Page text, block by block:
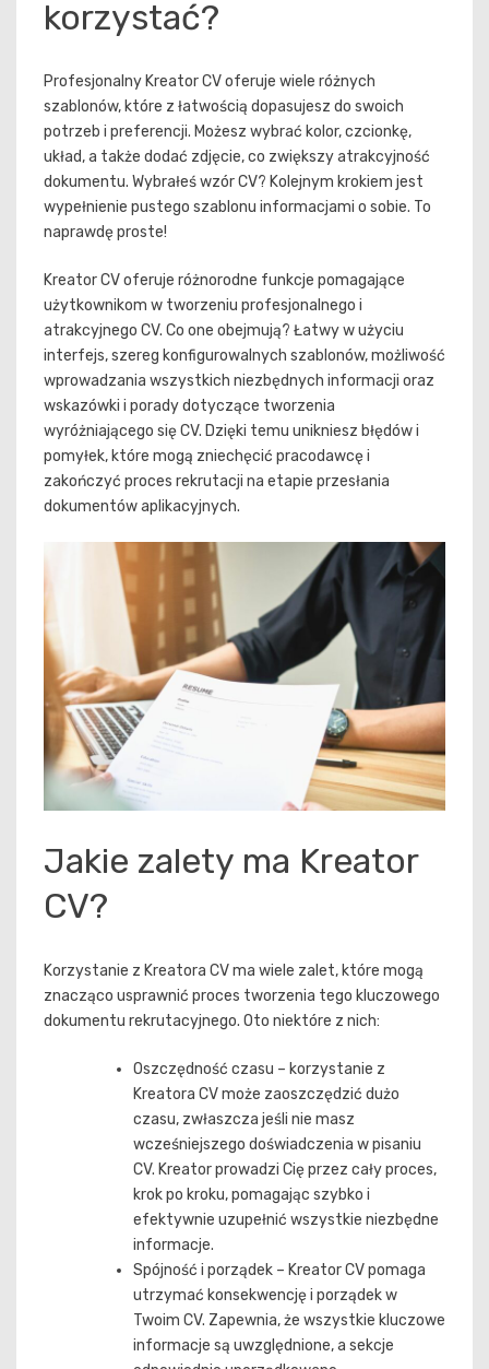
korzystać?
Profesjonalny Kreator CV oferuje wiele różnych
szablonów, które z łatwością dopasujesz do swoich
potrzeb i preferencji. Możesz wybrać kolor, czcionkę,
układ, a także dodać zdjęcie, co zwiększy atrakcyjność
dokumentu. Wybrałeś wzór CV? Kolejnym krokiem jest
wypełnienie pustego szablonu informacjami o sobie. To
naprawdę proste!
Kreator CV oferuje różnorodne funkcje pomagające
użytkownikom w tworzeniu profesjonalnego i
atrakcyjnego CV. Co one obejmują? Łatwy w użyciu
interfejs, szereg konfigurowalnych szablonów, możliwość
wprowadzania wszystkich niezbędnych informacji oraz
wskazówki i porady dotyczące tworzenia
wyróżniającego się CV. Dzięki temu unikniesz błędów i
pomyłek, które mogą zniechęcić pracodawcę i
zakończyć proces rekrutacji na etapie przesłania
dokumentów aplikacyjnych.
Jakie zalety ma Kreator
CV?
Korzystanie z Kreatora CV ma wiele zalet, które mogą
znacząco usprawnić proces tworzenia tego kluczowego
dokumentu rekrutacyjnego. Oto niektóre z nich:
Oszczędność czasu – korzystanie z
Kreatora CV może zaoszczędzić dużo
czasu, zwłaszcza jeśli nie masz
wcześniejszego doświadczenia w pisaniu
CV. Kreator prowadzi Cię przez cały proces,
krok po kroku, pomagając szybko i
efektywnie uzupełnić wszystkie niezbędne
informacje.
Spójność i porządek – Kreator CV pomaga
utrzymać konsekwencję i porządek w
Twoim CV. Zapewnia, że wszystkie kluczowe
informacje są uwzględnione, a sekcje